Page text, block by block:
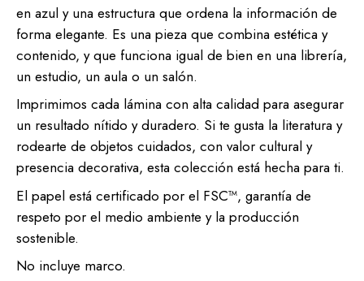
en azul y una estructura que ordena la información de
forma elegante. Es una pieza que combina estética y
contenido, y que funciona igual de bien en una librería,
un estudio, un aula o un salón.
Imprimimos cada lámina con alta calidad para asegurar
un resultado nítido y duradero. Si te gusta la literatura y
rodearte de objetos cuidados, con valor cultural y
presencia decorativa, esta colección está hecha para ti.
El papel está certificado por el FSC™, garantía de
respeto por el medio ambiente y la producción
sostenible.
No incluye marco.